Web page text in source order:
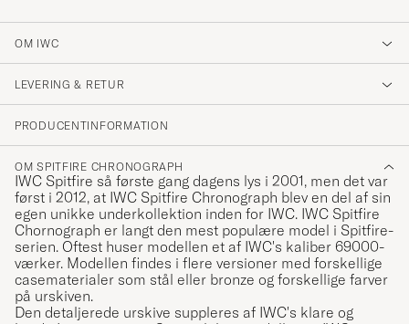
OM IWC
LEVERING & RETUR
PRODUCENTINFORMATION
OM SPITFIRE CHRONOGRAPH
IWC Spitfire så første gang dagens lys i 2001, men det var
først i 2012, at IWC Spitfire Chronograph blev en del af sin
egen unikke underkollektion inden for IWC. IWC Spitfire
Chornograph er langt den mest populære model i Spitfire-
serien. Oftest huser modellen et af IWC's kaliber 69000-
værker. Modellen findes i flere versioner med forskellige
casematerialer som stål eller bronze og forskellige farver
på urskiven.
Den detaljerede urskive suppleres af IWC's klare og